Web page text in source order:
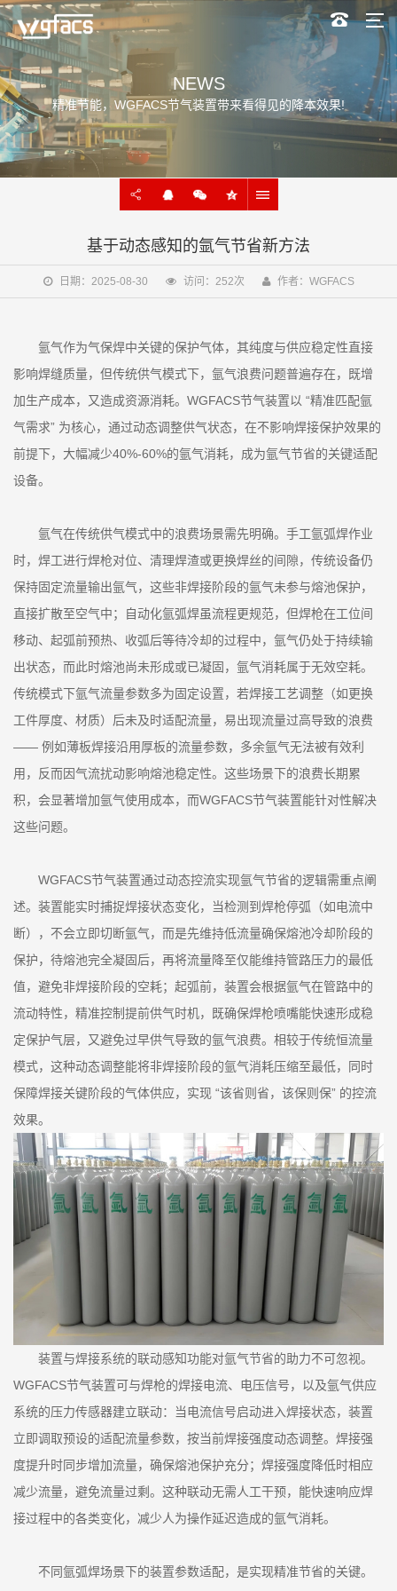
NEWS
精准节能，WGFACS节气装置带来看得见的降本效果!
基于动态感知的氩气节省新方法
日期：2025-08-30 访问：252次 作者：WGFACS
氩气作为气保焊中关键的保护气体，其纯度与供应稳定性直接
影响焊缝质量，但传统供气模式下，氩气浪费问题普遍存在，既增
加生产成本，又造成资源消耗。WGFACS节气装置以 “精准匹配氩
气需求” 为核心，通过动态调整供气状态，在不影响焊接保护效果的
前提下，大幅减少40%-60%的氩气消耗，成为氩气节省的关键适配
设备。
氩气在传统供气模式中的浪费场景需先明确。手工氩弧焊作业
时，焊工进行焊枪对位、清理焊渣或更换焊丝的间隙，传统设备仍
保持固定流量输出氩气，这些非焊接阶段的氩气未参与熔池保护，
直接扩散至空气中；自动化氩弧焊虽流程更规范，但焊枪在工位间
移动、起弧前预热、收弧后等待冷却的过程中，氩气仍处于持续输
出状态，而此时熔池尚未形成或已凝固，氩气消耗属于无效空耗。
传统模式下氩气流量参数多为固定设置，若焊接工艺调整（如更换
工件厚度、材质）后未及时适配流量，易出现流量过高导致的浪费
—— 例如薄板焊接沿用厚板的流量参数，多余氩气无法被有效利
用，反而因气流扰动影响熔池稳定性。这些场景下的浪费长期累
积，会显著增加氩气使用成本，而WGFACS节气装置能针对性解决
这些问题。
WGFACS节气装置通过动态控流实现氩气节省的逻辑需重点阐
述。装置能实时捕捉焊接状态变化，当检测到焊枪停弧（如电流中
断），不会立即切断氩气，而是先维持低流量确保熔池冷却阶段的
保护，待熔池完全凝固后，再将流量降至仅能维持管路压力的最低
值，避免非焊接阶段的空耗；起弧前，装置会根据氩气在管路中的
流动特性，精准控制提前供气时机，既确保焊枪喷嘴能快速形成稳
定保护气层，又避免过早供气导致的氩气浪费。相较于传统恒流量
模式，这种动态调整能将非焊接阶段的氩气消耗压缩至最低，同时
保障焊接关键阶段的气体供应，实现 “该省则省，该保则保” 的控流
效果。
装置与焊接系统的联动感知功能对氩气节省的助力不可忽视。
WGFACS节气装置可与焊枪的焊接电流、电压信号，以及氩气供应
系统的压力传感器建立联动：当电流信号启动进入焊接状态，装置
立即调取预设的适配流量参数，按当前焊接强度动态调整。焊接强
度提升时同步增加流量，确保熔池保护充分；焊接强度降低时相应
减少流量，避免流量过剩。这种联动无需人工干预，能快速响应焊
接过程中的各类变化，减少人为操作延迟造成的氩气消耗。
不同氩弧焊场景下的装置参数适配，是实现精准节省的关键。